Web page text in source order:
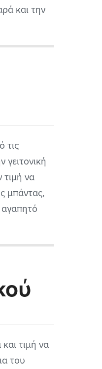
και την
τις
τιμή να
μπάντας,
αγαπητό
τιμή να
του